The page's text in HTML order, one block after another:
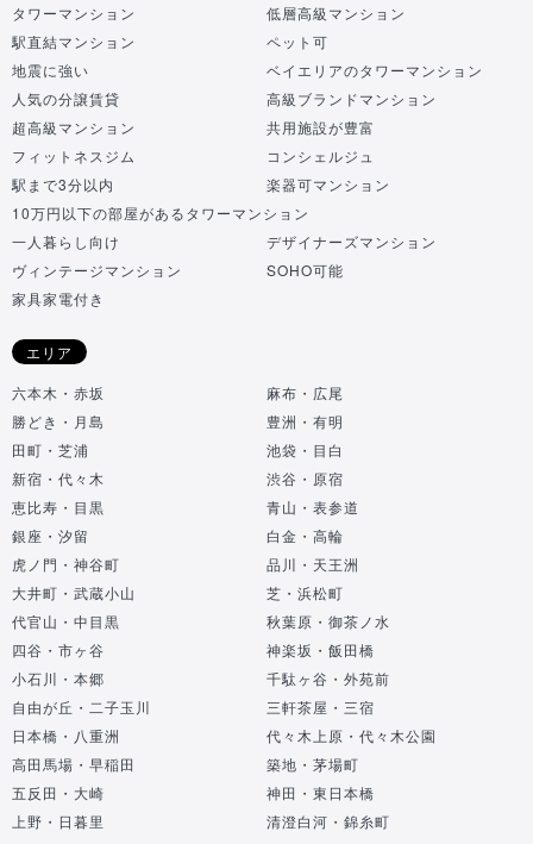
タワーマンション
低層高級マンション
駅直結マンション
ペット可
地震に強い
ベイエリアのタワーマンション
人気の分譲賃貸
高級ブランドマンション
超高級マンション
共用施設が豊富
フィットネスジム
コンシェルジュ
駅まで3分以内
楽器可マンション
10万円以下の部屋があるタワーマンション
一人暮らし向け
デザイナーズマンション
ヴィンテージマンション
SOHO可能
家具家電付き
エリア
六本木・赤坂
麻布・広尾
勝どき・月島
豊洲・有明
田町・芝浦
池袋・目白
新宿・代々木
渋谷・原宿
恵比寿・目黒
青山・表参道
銀座・汐留
白金・高輪
虎ノ門・神谷町
品川・天王洲
大井町・武蔵小山
芝・浜松町
代官山・中目黒
秋葉原・御茶ノ水
四谷・市ヶ谷
神楽坂・飯田橋
小石川・本郷
千駄ヶ谷・外苑前
自由が丘・二子玉川
三軒茶屋・三宿
日本橋・八重洲
代々木上原・代々木公園
高田馬場・早稲田
築地・茅場町
五反田・大崎
神田・東日本橋
上野・日暮里
清澄白河・錦糸町